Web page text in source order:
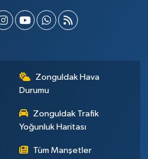
Zonguldak Hava
Durumu
Zonguldak Trafik
Yoğunluk Haritası
Tüm Manşetler